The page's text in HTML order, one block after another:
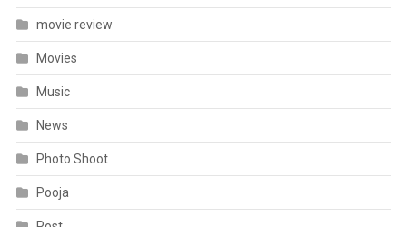
movie review
Movies
Music
News
Photo Shoot
Pooja